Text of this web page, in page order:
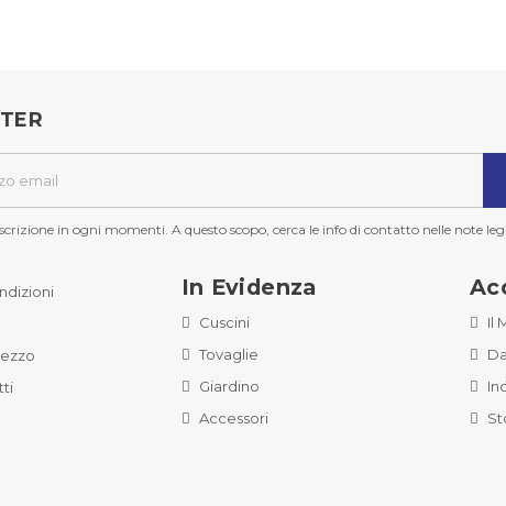
in ogni momenti. A questo scopo, cerca le info di contatto nelle note
In Evidenza
Cuscini
Tovaglie
Giardino
Accessori
Il